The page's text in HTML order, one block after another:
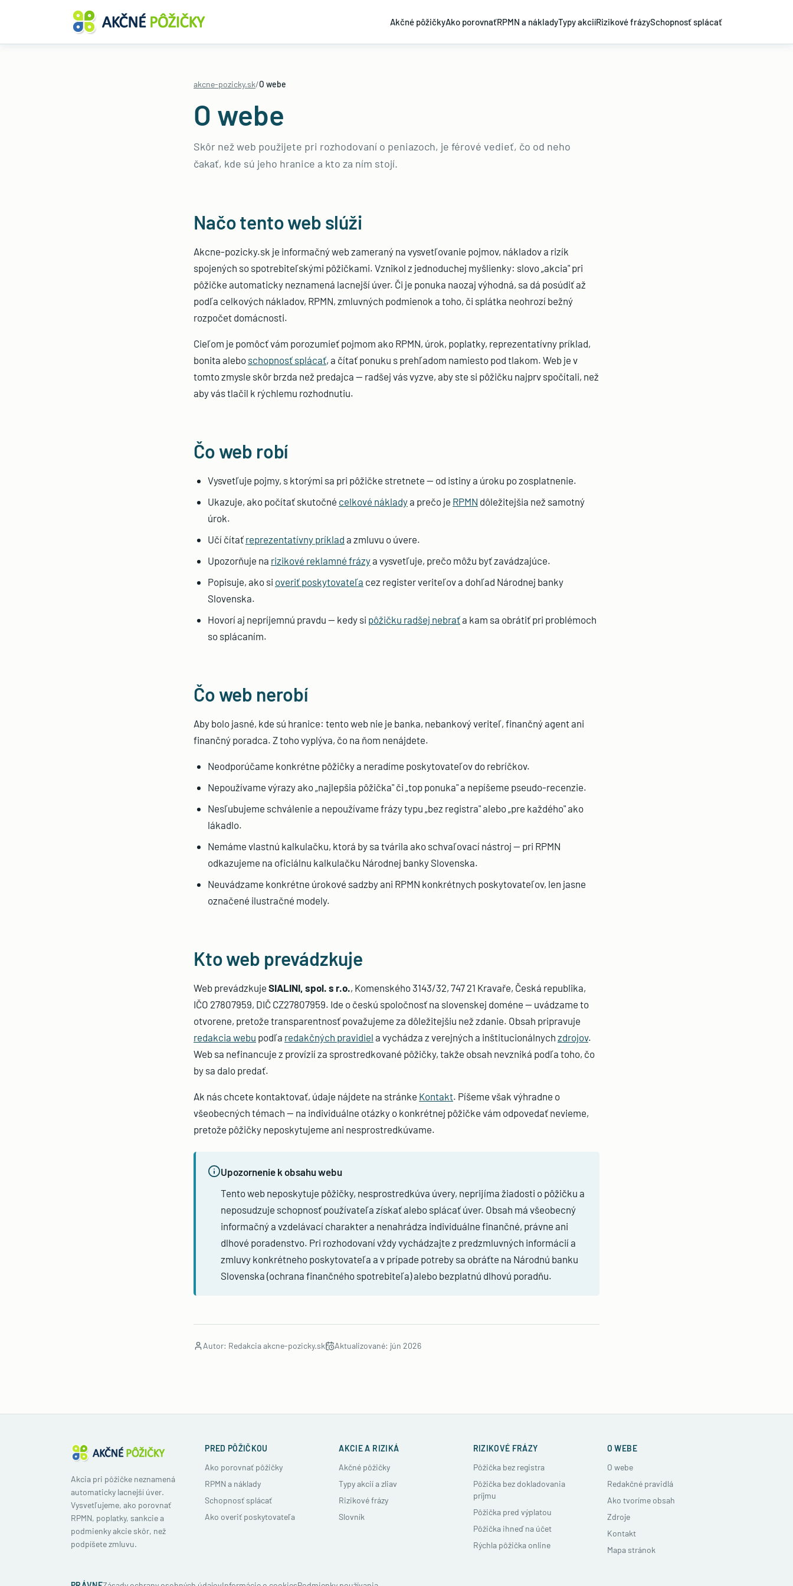
Akčné pôžičkyAko porovnaťRPMN a nákladyTypy akciíRizikové frázySchopnosť splácať
akcne-pozicky.sk/O webe
O webe
Skôr než web použijete pri rozhodovaní o peniazoch, je férové vedieť, čo od neho
čakať, kde sú jeho hranice a kto za ním stojí.
Načo tento web slúži
Akcne-pozicky.sk je informačný web zameraný na vysvetľovanie pojmov, nákladov a rizík
spojených so spotrebiteľskými pôžičkami. Vznikol z jednoduchej myšlienky: slovo „akcia" pri
pôžičke automaticky neznamená lacnejší úver. Či je ponuka naozaj výhodná, sa dá posúdiť až
podľa celkových nákladov, RPMN, zmluvných podmienok a toho, či splátka neohrozí bežný
rozpočet domácnosti.
Cieľom je pomôcť vám porozumieť pojmom ako RPMN, úrok, poplatky, reprezentatívny príklad,
bonita alebo schopnosť splácať, a čítať ponuku s prehľadom namiesto pod tlakom. Web je v
tomto zmysle skôr brzda než predajca — radšej vás vyzve, aby ste si pôžičku najprv spočítali, než
aby vás tlačil k rýchlemu rozhodnutiu.
Čo web robí
Vysvetľuje pojmy, s ktorými sa pri pôžičke stretnete — od istiny a úroku po zosplatnenie.
Ukazuje, ako počítať skutočné celkové nákladya prečo je RPMN dôležitejšia než samotný
úrok.
Učí čítať reprezentatívny príklad a zmluvu o úvere.
Upozorňuje na rizikové reklamné frázya vysvetľuje, prečo môžu byť zavádzajúce.
Popisuje, ako si overiť poskytovateľa cez register veriteľov a dohľad Národnej banky
Slovenska.
Hovorí aj nepríjemnú pravdu — kedy si pôžičku radšej nebraťa kam sa obrátiť pri problémoch
so splácaním.
Čo web nerobí
Aby bolo jasné, kde sú hranice: tento web nie je banka, nebankový veriteľ, finančný agent ani
finančný poradca. Z toho vyplýva, čo na ňom nenájdete.
Neodporúčame konkrétne pôžičky a neradíme poskytovateľov do rebríčkov.
Nepoužívame výrazy ako „najlepšia pôžička" či „top ponuka" a nepíšeme pseudo-recenzie.
Nesľubujeme schválenie a nepoužívame frázy typu „bez registra" alebo „pre každého" ako
lákadlo.
Nemáme vlastnú kalkulačku, ktorá by sa tvárila ako schvaľovací nástroj — pri RPMN
odkazujeme na oficiálnu kalkulačku Národnej banky Slovenska.
Neuvádzame konkrétne úrokové sadzby ani RPMN konkrétnych poskytovateľov, len jasne
označené ilustračné modely.
Kto web prevádzkuje
Web prevádzkuje SIALINI, spol. s r.o., Komenského 3143/32, 747 21 Kravaře, Česká republika,
IČO 27807959, DIČ CZ27807959. Ide o českú spoločnosť na slovenskej doméne — uvádzame to
otvorene, pretože transparentnosť považujeme za dôležitejšiu než zdanie. Obsah pripravuje
redakcia webu podľa redakčných pravidiel a vychádza z verejných a inštitucionálnych zdrojov.
Web sa nefinancuje z provízií za sprostredkované pôžičky, takže obsah nevzniká podľa toho, čo
by sa dalo predať.
Ak nás chcete kontaktovať, údaje nájdete na stránke Kontakt. Píšeme však výhradne o
všeobecných témach — na individuálne otázky o konkrétnej pôžičke vám odpovedať nevieme,
pretože pôžičky neposkytujeme ani nesprostredkúvame.
Upozornenie k obsahu webu
Tento web neposkytuje pôžičky, nesprostredkúva úvery, neprijíma žiadosti o pôžičku a
neposudzuje schopnosť používateľa získať alebo splácať úver. Obsah má všeobecný
informačný a vzdelávací charakter a nenahrádza individuálne finančné, právne ani
dlhové poradenstvo. Pri rozhodovaní vždy vychádzajte z predzmluvných informácií a
zmluvy konkrétneho poskytovateľa a v prípade potreby sa obráťte na Národnú banku
Slovenska (ochrana finančného spotrebiteľa) alebo bezplatnú dlhovú poradňu.
Autor: Redakcia akcne-pozicky.sk Aktualizované: jún 2026
Akcia pri pôžičke neznamená
automaticky lacnejší úver.
Vysvetľujeme, ako porovnať
RPMN, poplatky, sankcie a
podmienky akcie skôr, než
podpíšete zmluvu.
PRED PÔŽIČKOU
Ako porovnať pôžičky
RPMN a náklady
Schopnosť splácať
Ako overiť poskytovateľa
AKCIE A RIZIKÁ
Akčné pôžičky
Typy akcií a zliav
Rizikové frázy
Slovník
RIZIKOVÉ FRÁZY
Pôžička bez registra
Pôžička bez dokladovania
príjmu
Pôžička pred výplatou
Pôžička ihneď na účet
Rýchla pôžička online
O WEBE
O webe
Redakčné pravidlá
Ako tvoríme obsah
Zdroje
Kontakt
Mapa stránok